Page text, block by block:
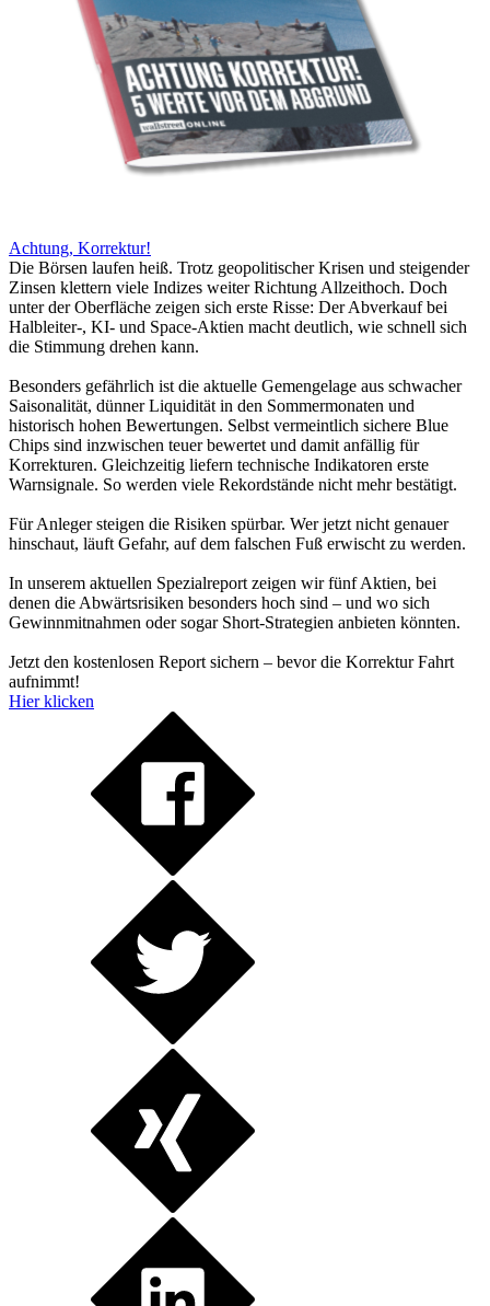
Achtung, Korrektur!
Die Börsen laufen heiß. Trotz geopolitischer Krisen und steigender
Zinsen klettern viele Indizes weiter Richtung Allzeithoch. Doch
unter der Oberfläche zeigen sich erste Risse: Der Abverkauf bei
Halbleiter-, KI- und Space-Aktien macht deutlich, wie schnell sich
die Stimmung drehen kann.
Besonders gefährlich ist die aktuelle Gemengelage aus schwacher
Saisonalität, dünner Liquidität in den Sommermonaten und
historisch hohen Bewertungen. Selbst vermeintlich sichere Blue
Chips sind inzwischen teuer bewertet und damit anfällig für
Korrekturen. Gleichzeitig liefern technische Indikatoren erste
Warnsignale. So werden viele Rekordstände nicht mehr bestätigt.
Für Anleger steigen die Risiken spürbar. Wer jetzt nicht genauer
hinschaut, läuft Gefahr, auf dem falschen Fuß erwischt zu werden.
In unserem aktuellen Spezialreport zeigen wir fünf Aktien, bei
denen die Abwärtsrisiken besonders hoch sind – und wo sich
Gewinnmitnahmen oder sogar Short-Strategien anbieten könnten.
Jetzt den kostenlosen Report sichern – bevor die Korrektur Fahrt
aufnimmt!
Hier klicken